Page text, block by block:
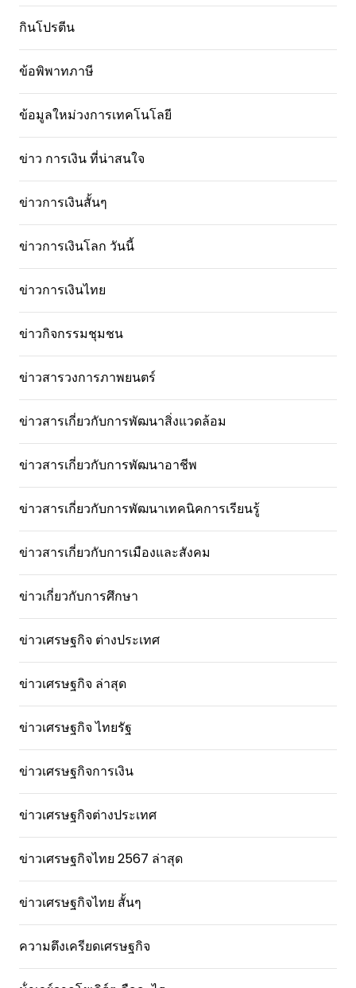
กินโปรตีน
ข้อพิพาทภาษี
ข้อมูลใหม่วงการเทคโนโลยี
ข่าว การเงิน ที่น่าสนใจ
ข่าวการเงินสั้นๆ
ข่าวการเงินโลก วันนี้
ข่าวการเงินไทย
ข่าวกิจกรรมชุมชน
ข่าวสารวงการภาพยนตร์
ข่าวสารเกี่ยวกับการพัฒนาสิ่งแวดล้อม
ข่าวสารเกี่ยวกับการพัฒนาอาชีพ
ข่าวสารเกี่ยวกับการพัฒนาเทคนิคการเรียนรู้
ข่าวสารเกี่ยวกับการเมืองและสังคม
ข่าวเกี่ยวกับการศึกษา
ข่าวเศรษฐกิจ ต่างประเทศ
ข่าวเศรษฐกิจ ล่าสุด
ข่าวเศรษฐกิจ ไทยรัฐ
ข่าวเศรษฐกิจการเงิน
ข่าวเศรษฐกิจต่างประเทศ
ข่าวเศรษฐกิจไทย 2567 ล่าสุด
ข่าวเศรษฐกิจไทย สั้นๆ
ความตึงเครียดเศรษฐกิจ